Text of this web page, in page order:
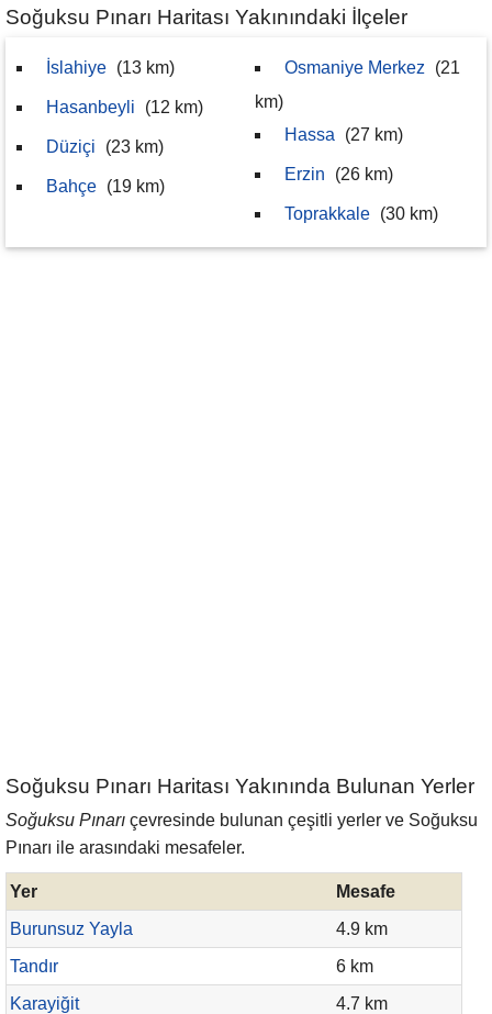
Soğuksu Pınarı Haritası Yakınındaki İlçeler
İslahiye (13 km)
Hasanbeyli (12 km)
Düziçi (23 km)
Bahçe (19 km)
Osmaniye Merkez
(21
km)
Hassa
(27 km)
Erzin (26 km)
Toprakkale (30 km)
Soğuksu Pınarı Haritası Yakınında Bulunan Yerler
Soğuksu Pınarı çevresinde bulunan çeşitli yerler ve Soğuksu
Pınarı ile arasındaki mesafeler.
Yer
Mesafe
Burunsuz Yayla
4.9 km
Tandır
6 km
Karayiğit
4.7 km